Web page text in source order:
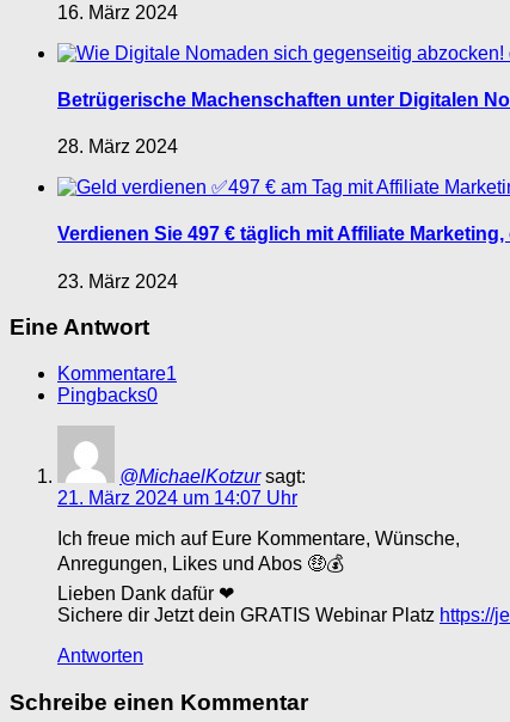
16. März 2024
Betrügerische Machenschaften unter Digitalen
28. März 2024
Verdienen Sie 497 € täglich mit Affiliate
23. März 2024
Eine Antwort
Kommentare1
Pingbacks0
@MichaelKotzur sagt:
21. März 2024 um 14:07 Uhr
Ich freue mich auf Eure Kommentare, Wünsche,
Anregungen, Likes und Abos 🤑💰
Lieben Dank dafür ❤
Sichere dir Jetzt dein GRATIS Webinar Platz https://
Antworten
Schreibe einen Kommentar